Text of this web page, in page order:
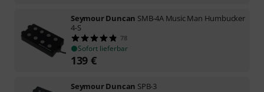
Seymour Duncan SMB-4A Music Man Humbucker
4-S
78
Sofort lieferbar
139 €
Seymour Duncan SPB-3